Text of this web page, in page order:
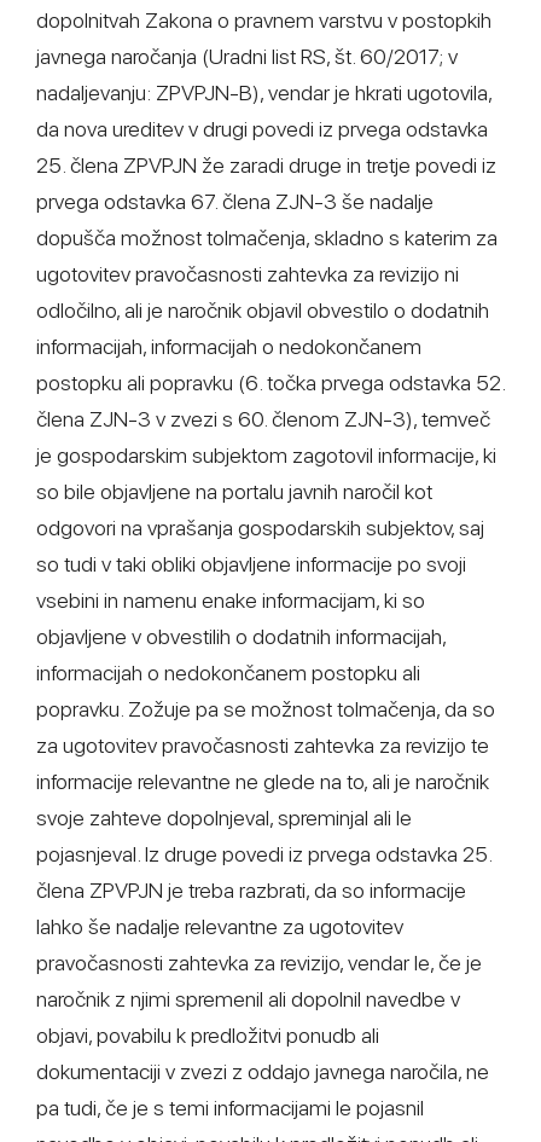
dopolnitvah Zakona o pravnem varstvu v postopkih
javnega naročanja (Uradni list RS, št. 60/2017; v
nadaljevanju: ZPVPJN-B), vendar je hkrati ugotovila,
da nova ureditev v drugi povedi iz prvega odstavka
25. člena ZPVPJN že zaradi druge in tretje povedi iz
prvega odstavka 67. člena ZJN-3 še nadalje
dopušča možnost tolmačenja, skladno s katerim za
ugotovitev pravočasnosti zahtevka za revizijo ni
odločilno, ali je naročnik objavil obvestilo o dodatnih
informacijah, informacijah o nedokončanem
postopku ali popravku (6. točka prvega odstavka 52.
člena ZJN-3 v zvezi s 60. členom ZJN-3), temveč
je gospodarskim subjektom zagotovil informacije, ki
so bile objavljene na portalu javnih naročil kot
odgovori na vprašanja gospodarskih subjektov, saj
so tudi v taki obliki objavljene informacije po svoji
vsebini in namenu enake informacijam, ki so
objavljene v obvestilih o dodatnih informacijah,
informacijah o nedokončanem postopku ali
popravku. Zožuje pa se možnost tolmačenja, da so
za ugotovitev pravočasnosti zahtevka za revizijo te
informacije relevantne ne glede na to, ali je naročnik
svoje zahteve dopolnjeval, spreminjal ali le
pojasnjeval. Iz druge povedi iz prvega odstavka 25.
člena ZPVPJN je treba razbrati, da so informacije
lahko še nadalje relevantne za ugotovitev
pravočasnosti zahtevka za revizijo, vendar le, če je
naročnik z njimi spremenil ali dopolnil navedbe v
objavi, povabilu k predložitvi ponudb ali
dokumentaciji v zvezi z oddajo javnega naročila, ne
pa tudi, če je s temi informacijami le pojasnil